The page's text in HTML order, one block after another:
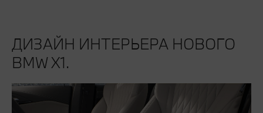
ДИЗАЙН ИНТЕРЬЕРА НОВОГО
BMW X1.